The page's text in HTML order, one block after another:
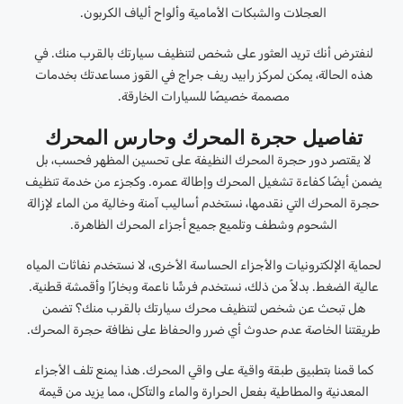
العجلات والشبكات الأمامية وألواح ألياف الكربون.
لنفترض أنك تريد العثور على شخص لتنظيف سيارتك بالقرب منك. في
هذه الحالة، يمكن لمركز رابيد ريف جراج في القوز مساعدتك بخدمات
مصممة خصيصًا للسيارات الخارقة.
تفاصيل حجرة المحرك وحارس المحرك
لا يقتصر دور حجرة المحرك النظيفة على تحسين المظهر فحسب، بل
يضمن أيضًا كفاءة تشغيل المحرك وإطالة عمره. وكجزء من خدمة تنظيف
حجرة المحرك التي نقدمها، نستخدم أساليب آمنة وخالية من الماء لإزالة
الشحوم وشطف وتلميع جميع أجزاء المحرك الظاهرة.
لحماية الإلكترونيات والأجزاء الحساسة الأخرى، لا نستخدم نفاثات المياه
عالية الضغط. بدلاً من ذلك، نستخدم فرشًا ناعمة وبخارًا وأقمشة قطنية.
هل تبحث عن شخص لتنظيف محرك سيارتك بالقرب منك؟ تضمن
طريقتنا الخاصة عدم حدوث أي ضرر والحفاظ على نظافة حجرة المحرك.
كما قمنا بتطبيق طبقة واقية على واقي المحرك. هذا يمنع تلف الأجزاء
المعدنية والمطاطية بفعل الحرارة والماء والتآكل، مما يزيد من قيمة